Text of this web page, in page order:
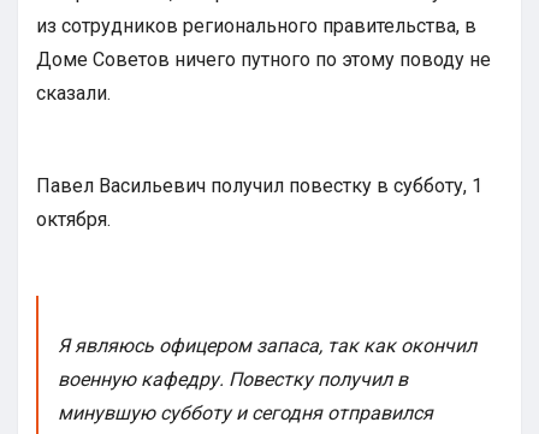
из сотрудников регионального правительства, в
Доме Советов ничего путного по этому поводу не
сказали.
Павел Васильевич получил повестку в субботу, 1
октября.
Я являюсь офицером запаса, так как окончил
военную кафедру. Повестку получил в
минувшую субботу и сегодня отправился